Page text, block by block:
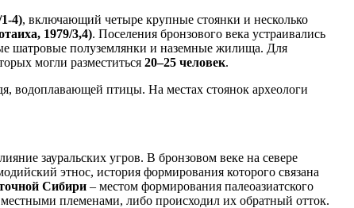
4), включающий четыре крупные стоянки и несколько
1979/3,4). Поселения бронзового века устраивались
шатровые полуземлянки и наземные жилища. Для
могли разместиться 20–25 человек.
водоплавающей птицы. На местах стоянок археологи
зауральских угров. В бронзовом веке на севере
этнос, история формирования которого связана
Сибири – местом формирования палеоазиатского
племенами, либо происходил их обратный отток.